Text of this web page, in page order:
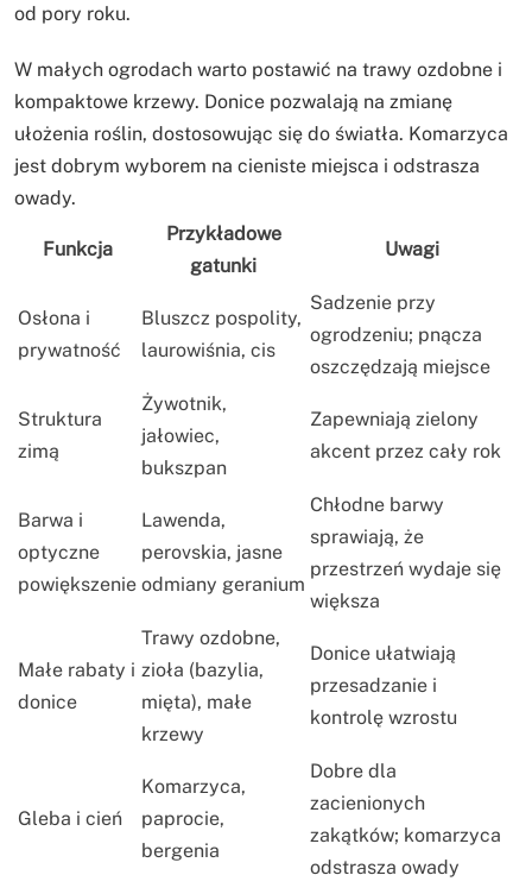
od pory roku.
W małych ogrodach warto postawić na trawy ozdobne i
kompaktowe krzewy. Donice pozwalają na zmianę
ułożenia roślin, dostosowując się do światła. Komarzyca
jest dobrym wyborem na cieniste miejsca i odstrasza
owady.
Funkcja
Przykładowe
gatunki
Uwagi
Osłona i
prywatność
Bluszcz pospolity,
laurowiśnia, cis
Sadzenie przy
ogrodzeniu; pnącza
oszczędzają miejsce
Struktura
zimą
Żywotnik,
jałowiec,
bukszpan
Zapewniają zielony
akcent przez cały rok
Barwa i
optyczne
powiększenie
Lawenda,
perovskia, jasne
odmiany geranium
Chłodne barwy
sprawiają, że
przestrzeń wydaje się
większa
Małe rabaty i
donice
Trawy ozdobne,
zioła (bazylia,
mięta), małe
krzewy
Donice ułatwiają
przesadzanie i
kontrolę wzrostu
Gleba i cień
Komarzyca,
paprocie,
bergenia
Dobre dla
zacienionych
zakątków; komarzyca
odstrasza owady